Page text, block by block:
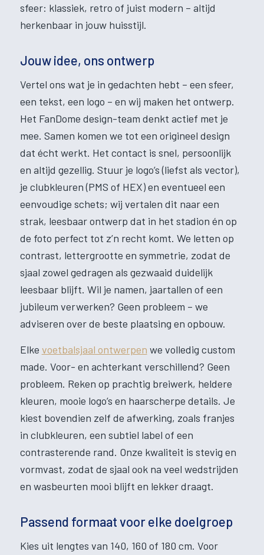
sfeer: klassiek, retro of juist modern – altijd
herkenbaar in jouw huisstijl.
Jouw idee, ons ontwerp
Vertel ons wat je in gedachten hebt – een sfeer,
een tekst, een logo – en wij maken het ontwerp.
Het FanDome design-team denkt actief met je
mee. Samen komen we tot een origineel design
dat écht werkt. Het contact is snel, persoonlijk
en altijd gezellig. Stuur je logo’s (liefst als vector),
je clubkleuren (PMS of HEX) en eventueel een
eenvoudige schets; wij vertalen dit naar een
strak, leesbaar ontwerp dat in het stadion én op
de foto perfect tot z’n recht komt. We letten op
contrast, lettergrootte en symmetrie, zodat de
sjaal zowel gedragen als gezwaaid duidelijk
leesbaar blijft. Wil je namen, jaartallen of een
jubileum verwerken? Geen probleem – we
adviseren over de beste plaatsing en opbouw.
Elke voetbalsjaal ontwerpen we volledig custom
made. Voor- en achterkant verschillend? Geen
probleem. Reken op prachtig breiwerk, heldere
kleuren, mooie logo’s en haarscherpe details. Je
kiest bovendien zelf de afwerking, zoals franjes
in clubkleuren, een subtiel label of een
contrasterende rand. Onze kwaliteit is stevig en
vormvast, zodat de sjaal ook na veel wedstrijden
en wasbeurten mooi blijft en lekker draagt.
Passend formaat voor elke doelgroep
Kies uit lengtes van 140, 160 of 180 cm. Voor